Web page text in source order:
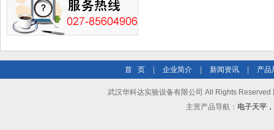
首 页 企业简介 新闻资讯 产品
武汉华科达实验设备有限公司 All Rights Reserved
主营产品导航： 电子天平